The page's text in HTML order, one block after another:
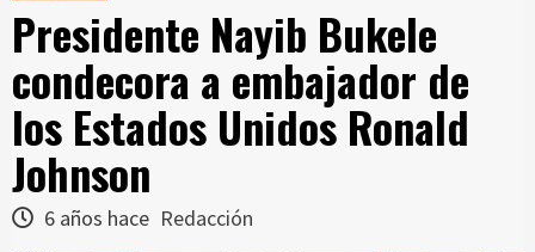
Presidente Nayib Bukele
condecora a embajador de
los Estados Unidos Ronald
Johnson
6 años hace Redacción